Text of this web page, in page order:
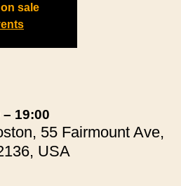
sale
19:00
55 Fairmount Ave,
USA